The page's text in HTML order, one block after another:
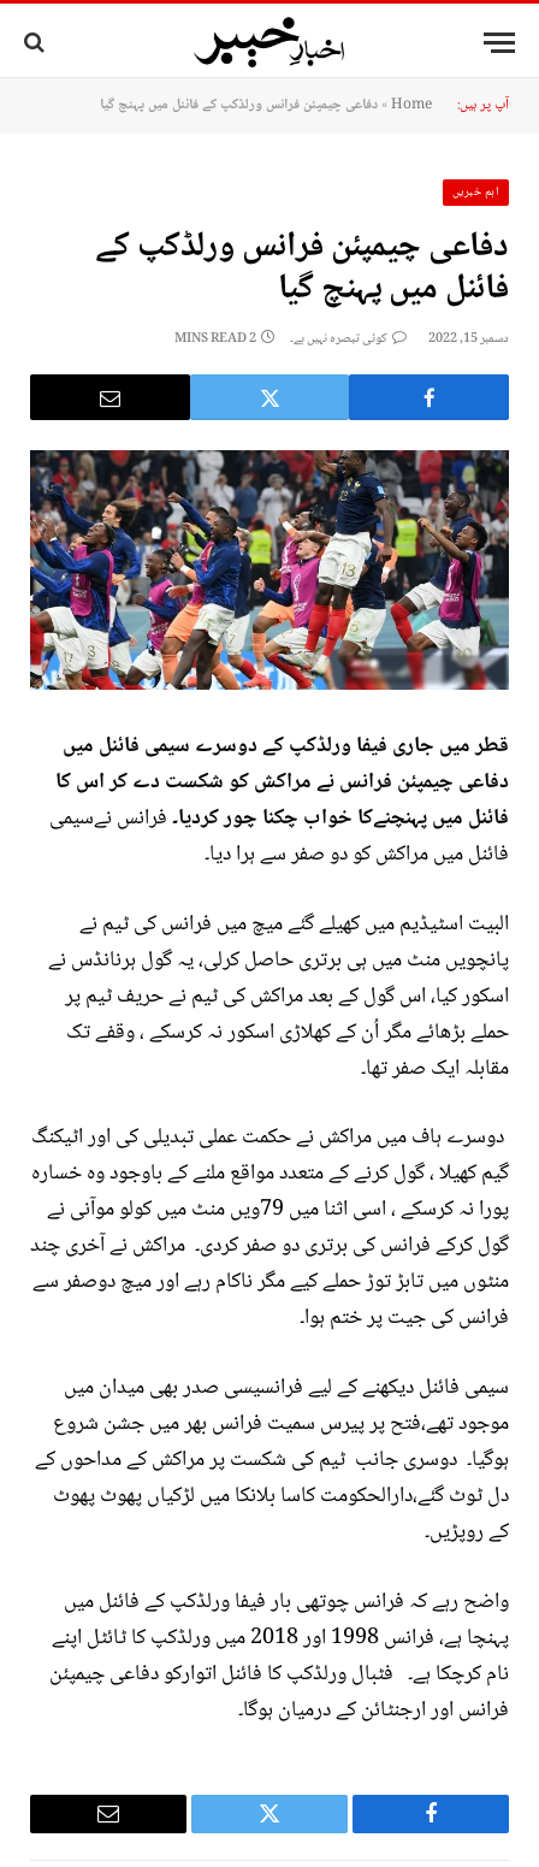
آپ پر ہیں: Home
»دفاعی چیمپئن فرانس ورلڈکپ کے فائنل میں پہنچ گیا
اہم خبریں
دفاعی چیمپئن فرانس ورلڈکپ کے
فائنل میں پہنچ گیا
دسمبر 15, 2022 کوئی تبصرہ نہیں ہے۔ 2 MINS READ
قطر میں جاری فیفا ورلڈکپ کے دوسرے سیمی فائنل میں
دفاعی چیمپئن فرانس نے مراکش کو شکست دے کر اس کا
فائنل میں پہنچنےکا خواب چکنا چور کردیا۔فرانس نےسیمی
فائنل میں مراکش کو دو صفر سے ہرا دیا۔
البیت اسٹیڈیم میں کھیلے گئے میچ میں فرانس کی ٹیم نے
پانچویں منٹ میں ہی برتری حاصل کرلی، یہ گول ہرنانڈس نے
اسکور کیا، اس گول کے بعد مراکش کی ٹیم نے حریف ٹیم پر
حملے بڑھائے مگر اُن کے کھلاڑی اسکور نہ کرسکے ، وقفے تک
مقابلہ ایک صفر تھا۔
دوسرے ہاف میں مراکش نے حکمت عملی تبدیلی کی اور اٹیکنگ
گیم کھیلا ، گول کرنے کے متعدد مواقع ملنے کے باوجود وہ خسارہ
پورا نہ کرسکے ، اسی اثنا میں 79ویں منٹ میں کولو موآنی نے
گول کرکے فرانس کی برتری دو صفر کردی۔ مراکش نے آخری چند
منٹوں میں تابڑ توڑ حملے کیے مگر ناکام رہے اور میچ دوصفر سے
فرانس کی جیت پر ختم ہوا۔
سیمی فائنل دیکھنے کے لیے فرانسیسی صدر بھی میدان میں
موجود تھے،فتح پر پیرس سمیت فرانس بھر میں جشن شروع
ہوگیا۔ دوسری جانب ٹیم کی شکست پر مراکش کے مداحوں کے
دل ٹوٹ گئے،دارالحکومت کاسا بلانکا میں لڑکیاں پھوٹ پھوٹ
کے روپڑیں۔
واضح رہے کہ فرانس چوتھی بار فیفا ورلڈکپ کے فائنل میں
پہنچا ہے، فرانس 1998 اور 2018 میں ورلڈکپ کا ٹائٹل اپنے
نام کرچکا ہے۔ فٹبال ورلڈکپ کا فائنل اتوارکو دفاعی چیمپئن
فرانس اور ارجنٹائن کے درمیان ہوگا۔
Facebook
Twitter
Email